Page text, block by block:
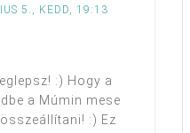
5., KEDD, 19:13
:) Hogy a
a Múmin mese
:) Ez